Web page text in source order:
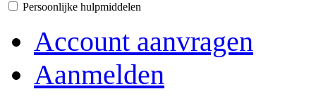
Persoonlijke hulpmiddelen
Account aanvragen
Aanmelden